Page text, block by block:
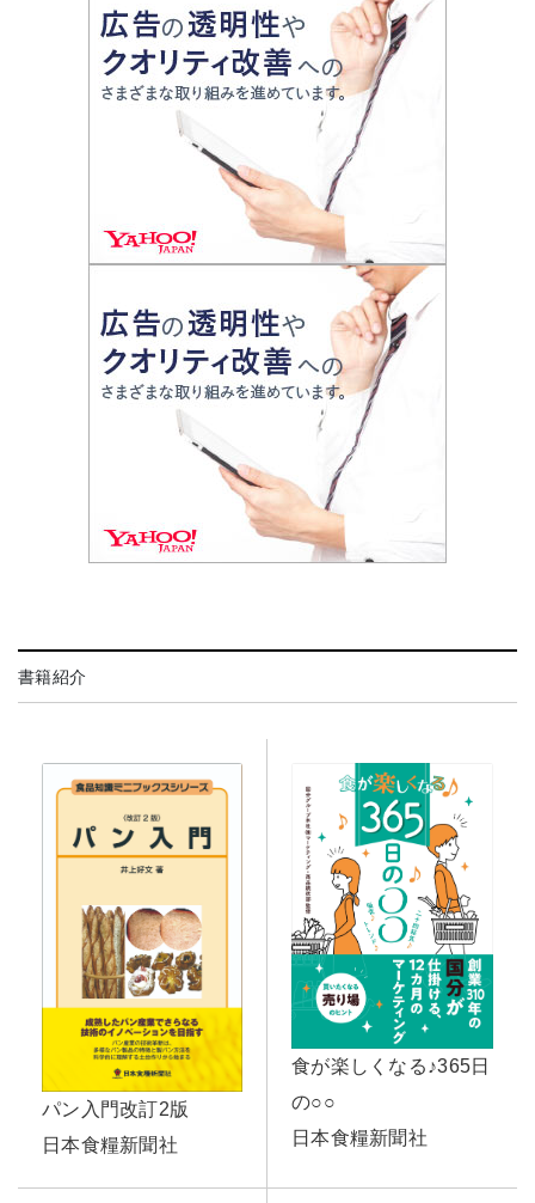
書籍紹介
パン入門改訂2版
日本食糧新聞社
食が楽しくなる♪365日
の○○
日本食糧新聞社